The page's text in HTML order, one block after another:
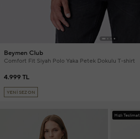
Beymen Club
Comfort Fit Siyah Polo Yaka Petek Dokulu T-shirt
4.999 TL
YENİ SEZON
Hızlı Teslimat